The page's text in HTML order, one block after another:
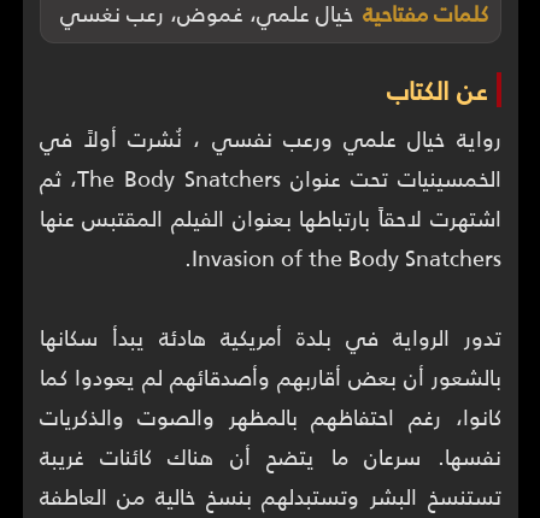
كلمات مفتاحية خيال علمي، غموض، رعب نغسي
عن الكتاب
رواية خيال علمي ورعب نفسي ، نُشرت أولاً في
الخمسينيات تحت عنوان The Body Snatchers، ثم
اشتهرت لاحقاً بارتباطها بعنوان الفيلم المقتبس عنها
تدور الرواية في بلدة أمريكية هادئة يبدأ سكانها
بالشعور أن بعض أقاربهم وأصدقائهم لم يعودوا كما
كانوا، رغم احتفاظهم بالمظهر والصوت والذكريات
نفسها. سرعان ما يتضح أن هناك كائنات غريبة
تستنسخ البشر وتستبدلهم بنسخ خالية من العاطفة